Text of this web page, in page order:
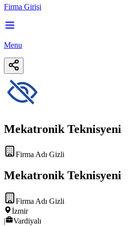
Firma Girişi
Menu
Mekatronik Teknisyeni
Firma Adı Gizli
Mekatronik Teknisyeni
Firma Adı Gizli
İzmir
|
Vardiyalı